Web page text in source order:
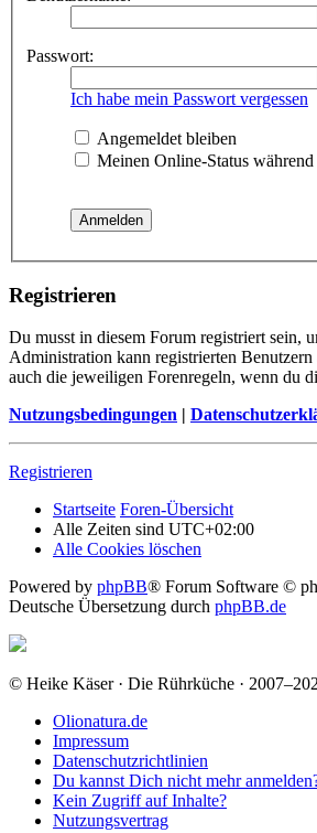
Passwort:
Ich habe mein Passwort vergessen
Angemeldet bleiben
Meinen Online-Status
Registrieren
Du musst in diesem Forum registriert sein,
Administration kann registrierten
auch die jeweiligen Forenregeln, wenn du
Nutzungsbedingungen |
Registrieren
Startseite Foren-Übersicht
Alle Zeiten sind UTC+02:00
Alle Cookies löschen
Powered by phpBB® Forum Software ©
Deutsche Übersetzung durch phpBB.de
© Heike Käser · Die Rührküche ·
Olionatura.de
Impressum
Datenschutzrichtlinien
Du kannst Dich nicht mehr
Kein Zugriff auf Inhalte?
Nutzungsvertrag